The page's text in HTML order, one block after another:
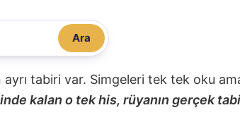
Ara
tabiri var. Simgeleri tek tek oku
kalan o tek his, rüyanın gerçek